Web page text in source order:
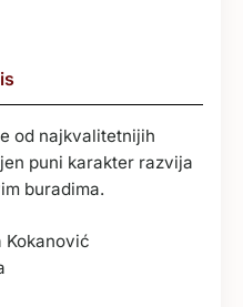
od najkvalitetnijih
puni karakter razvija
buradima.
Kokanović